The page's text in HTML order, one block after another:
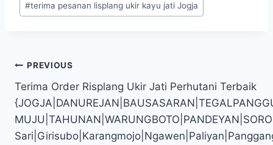
#terima pesanan lisplang ukir kayu jati Jogja
PREVIOUS
Terima Order Risplang Ukir Jati Perhutani Terbaik